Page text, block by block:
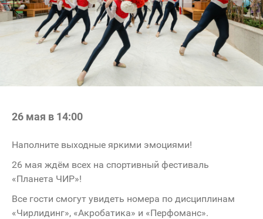
26 мая в 14:00
Наполните выходные яркими эмоциями!
26 мая ждём всех на спортивный фестиваль
«Планета ЧИР»!
Все гости смогут увидеть номера по дисциплинам
«Чирлидинг», «Акробатика» и «Перфоманс».